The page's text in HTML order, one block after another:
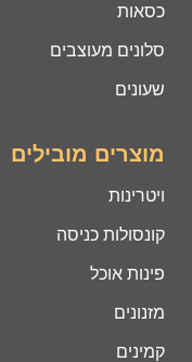
כסאות
סלונים מעוצבים
שעונים
מוצרים מובילים
ויטרינות
קונסולות כניסה
פינות אוכל
מזנונים
קמינים